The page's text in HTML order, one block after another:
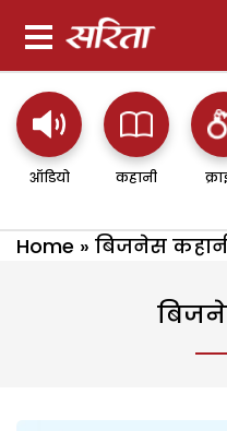
ऑडियो कहानी
Home » बिजनेस